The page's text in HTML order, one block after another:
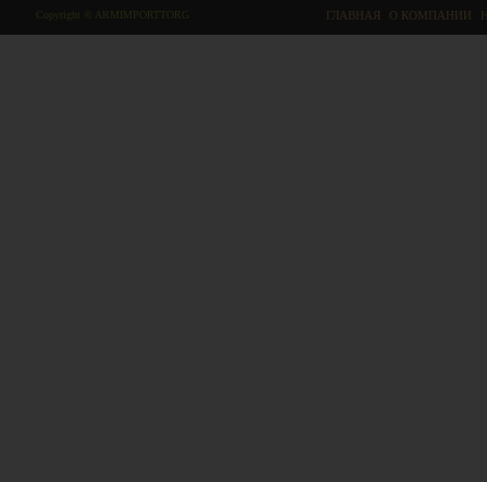
Copyright © ARMIMPORTTORG ГЛАВНАЯ О КОМПАНИИ